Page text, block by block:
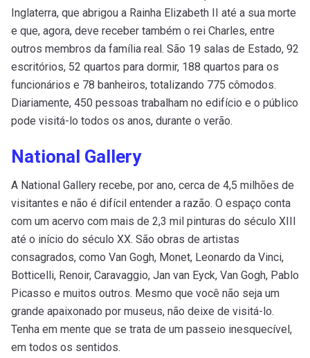
Inglaterra, que abrigou a Rainha Elizabeth II até a sua morte
e que, agora, deve receber também o rei Charles, entre
outros membros da família real. São 19 salas de Estado, 92
escritórios, 52 quartos para dormir, 188 quartos para os
funcionários e 78 banheiros, totalizando 775 cômodos.
Diariamente, 450 pessoas trabalham no edifício e o público
pode visitá-lo todos os anos, durante o verão.
National Gallery
A National Gallery recebe, por ano, cerca de 4,5 milhões de
visitantes e não é difícil entender a razão. O espaço conta
com um acervo com mais de 2,3 mil pinturas do século XIII
até o início do século XX. São obras de artistas
consagrados, como Van Gogh, Monet, Leonardo da Vinci,
Botticelli, Renoir, Caravaggio, Jan van Eyck, Van Gogh, Pablo
Picasso e muitos outros. Mesmo que você não seja um
grande apaixonado por museus, não deixe de visitá-lo.
Tenha em mente que se trata de um passeio inesquecível,
em todos os sentidos.